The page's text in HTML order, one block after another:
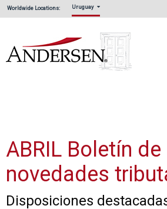
Worldwide Locations: Uruguay
ABRIL Boletín de
novedades
Disposiciones